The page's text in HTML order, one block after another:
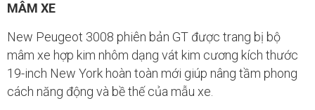
MÂM XE
New Peugeot 3008 phiên bản GT được trang bị bộ
mâm xe hợp kim nhôm dạng vát kim cương kích thước
19-inch New York hoàn toàn mới giúp nâng tầm phong
cách năng động và bề thế của mẫu xe.